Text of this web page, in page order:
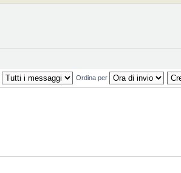
Ordina per